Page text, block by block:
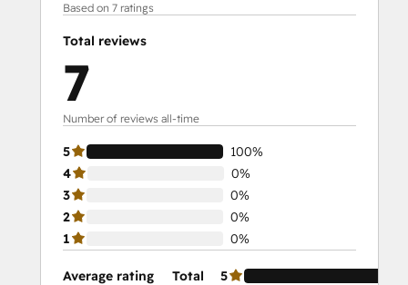
Based on 7 ratings
Total reviews
7
Number of reviews all-time
5
100%
4
0%
3
0%
2
0%
1
0%
Average rating
Total
5